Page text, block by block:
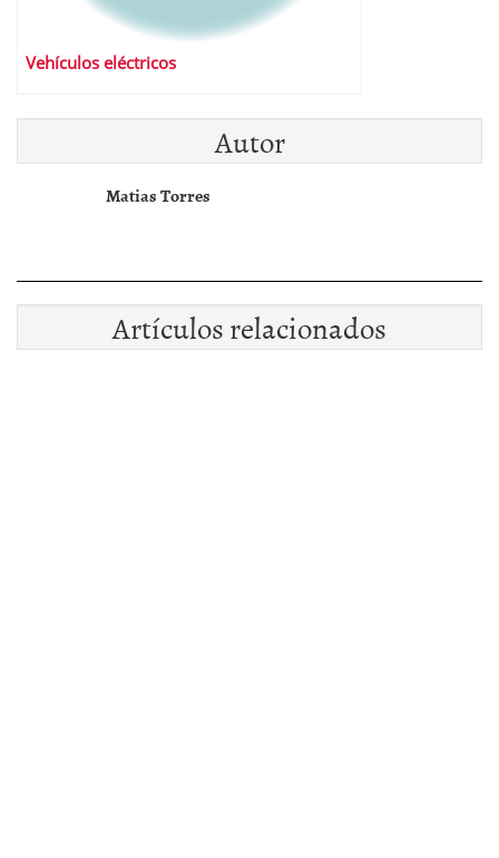
Vehículos eléctricos
Autor
Matias Torres
Artículos relacionados